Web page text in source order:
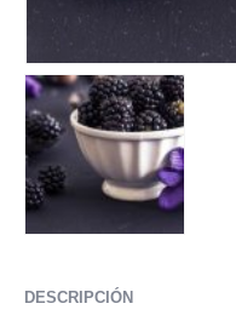
DESCRIPCIÓN